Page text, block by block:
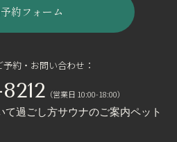
て過ごし方サウナのご案内ペットと
約フォーム
約・お問い合わせ：
（営業日 10:00-18:00）